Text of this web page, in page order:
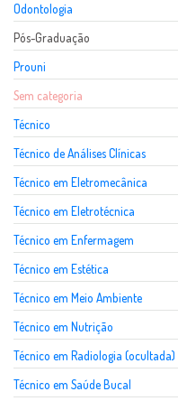
Odontologia
Pós-Graduação
Prouni
Sem categoria
Técnico
Técnico de Análises Clínicas
Técnico em Eletromecânica
Técnico em Eletrotécnica
Técnico em Enfermagem
Técnico em Estética
Técnico em Meio Ambiente
Técnico em Nutrição
Técnico em Radiologia (ocultada)
Técnico em Saúde Bucal